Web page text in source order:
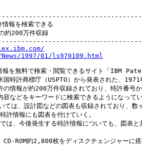
報を検索できる
約200万件収録
1997/01/ls970109.html
報を無料で検索・閲覧できるサイト「IBM
国特許商標庁（USPTO）から発表された、
の情報が約200万件収録されており、特許番号
容などをキーワードに検索できるようになって
ては、設計図などの図表も収録されており、数
許情報にも図表を付けていく。
今後発生する特許情報についても、図表と
ROM約2,800枚をディスクチェンジャーに